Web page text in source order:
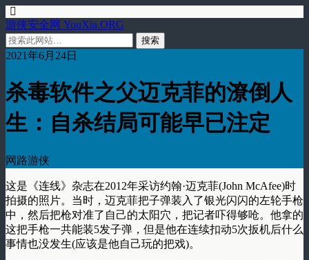
游侠安全网 YouXia.ORG
2021年6月24日
杀毒软件之父迈克菲的潦倒人
生：自杀结局可能早已注定
网路游侠
这是《连线》杂志在2012年采访约翰·迈克菲(John McAfee)时
拍摄的照片。当时，迈克菲把子弹装入了银光闪闪的左轮手枪
中，然后把枪对准了自己的太阳穴，把记者吓得够呛。他拿的
这把手枪一共能装5发子弹，但是他在连续扣动5次扳机后什么
事情也没发生(应该是他自己玩的把戏)。